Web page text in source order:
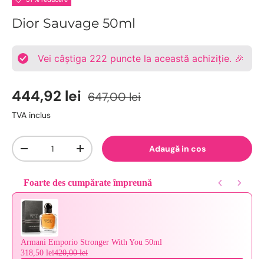
Dior Sauvage 50ml
Vei câștiga 222 puncte la această achiziție. 🎉
444,92 lei 647,00 lei
TVA inclus
Cantitate
-
+ Adaugă in cos
Foarte des cumpărate împreună
Use the Previous and Next buttons to navigate through product
Armani Emporio Stronger With You 50ml
318,50 lei420,00 lei